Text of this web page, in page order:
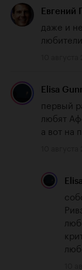
Евгений
даже и
Elisa
первый
любят
а вот на